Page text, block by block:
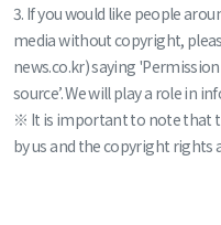
3. If you would like people
media without copyright,
news.co.kr) saying
source’. We will play a role in
※ It is important to note that
by us and the copyright rights